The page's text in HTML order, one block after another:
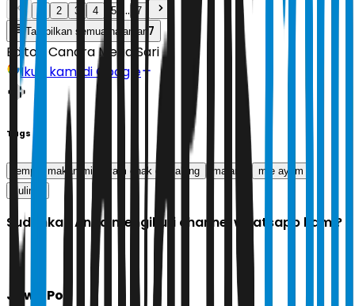
2 3 4 5 ...
7
Tampilkan semua halaman 7
Editor: Candra Mega Sari
Ikuti kami di Google
Tags
tempat makan mie ayam enak di malang malang
mie ayam
kuliner
Sudahkah Anda mengikuti channel whatsapp kami?
Jawa Pos